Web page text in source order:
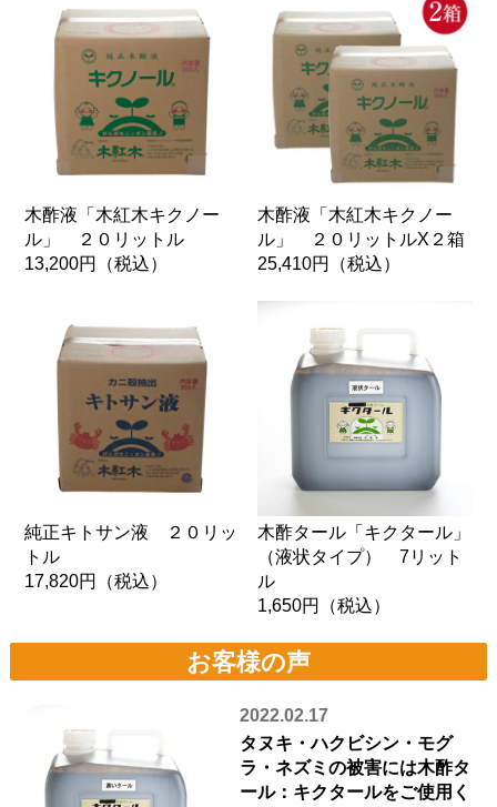
木酢液「木紅木キクノー
ル」 ２０リットル
13,200円 （税込）
木酢液「木紅木キクノー
ル」 ２０リットルX２箱
25,410円 （税込）
純正キトサン液 ２０リッ
トル
17,820円 （税込）
木酢タール「キクタール」
（液状タイプ） 7リット
ル
1,650円 （税込）
お客様の声
2022.02.17
タヌキ・ハクビシン・モグ
ラ・ネズミの被害には木酢タ
ール：キクタールをご使用く